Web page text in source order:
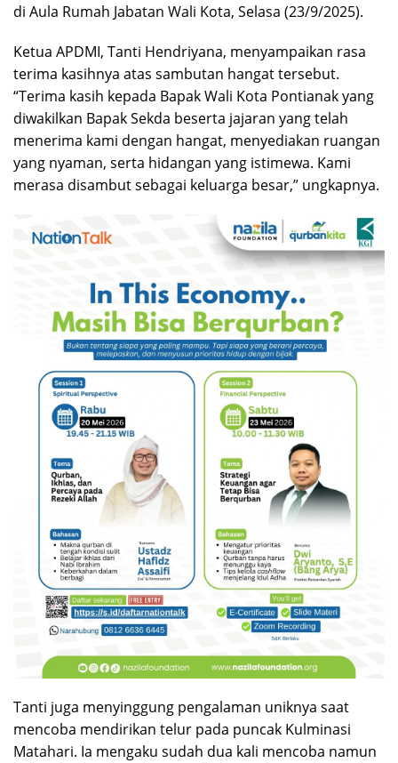
di Aula Rumah Jabatan Wali Kota, Selasa (23/9/2025).
Ketua APDMI, Tanti Hendriyana, menyampaikan rasa
terima kasihnya atas sambutan hangat tersebut.
“Terima kasih kepada Bapak Wali Kota Pontianak yang
diwakilkan Bapak Sekda beserta jajaran yang telah
menerima kami dengan hangat, menyediakan ruangan
yang nyaman, serta hidangan yang istimewa. Kami
merasa disambut sebagai keluarga besar,” ungkapnya.
Tanti juga menyinggung pengalaman uniknya saat
mencoba mendirikan telur pada puncak Kulminasi
Matahari. Ia mengaku sudah dua kali mencoba namun